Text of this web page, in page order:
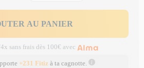
AU PANIER
sans frais dès 100€ avec
+231 Fitizà ta cagnotte.